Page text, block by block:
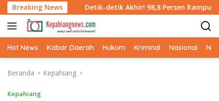
Langsung
ke
konten
Breaking NewsDetik-detik Akhir! 98,8 Persen Rampung,
Hot News Kabar Daerah Hukum Kriminal Nasional
Beranda Kepahiang
Kepahiang